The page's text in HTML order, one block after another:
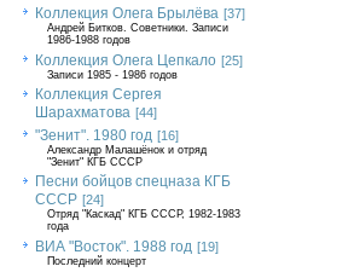
Коллекция Олега Брылёва [37]
Андрей Битков. Советники. Записи
1986-1988 годов
Коллекция Олега Цепкало [25]
Записи 1985 - 1986 годов
Коллекция Сергея
Шарахматова [44]
"Зенит". 1980 год [16]
Александр Малашёнок и отряд
"Зенит" КГБ СССР
Песни бойцов спецназа КГБ
СССР [24]
Отряд "Каскад" КГБ СССР, 1982-1983
года
ВИА "Восток". 1988 год [19]
Последний концерт